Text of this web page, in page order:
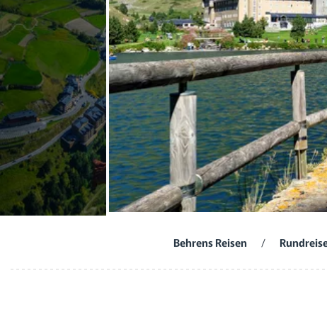
Behrens Reisen /